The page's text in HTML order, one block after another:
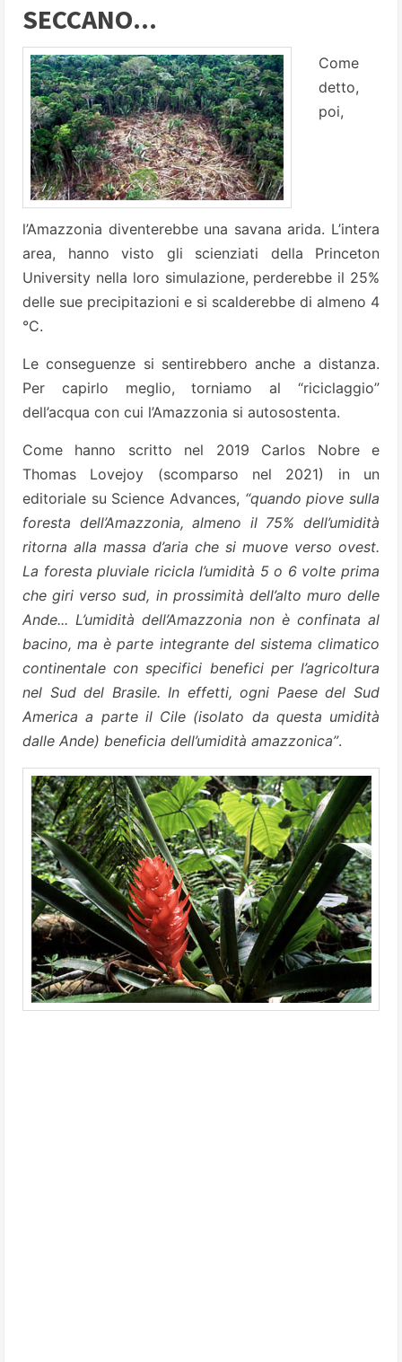
SECCANO...
Come
detto,
poi,
l’Amazzonia diventerebbe una savana arida. L’intera
area, hanno visto gli scienziati della Princeton
University nella loro simulazione, perderebbe il 25%
delle sue precipitazioni e si scalderebbe di almeno 4
°C.
Le conseguenze si sentirebbero anche a distanza.
Per capirlo meglio, torniamo al “riciclaggio”
dell’acqua con cui l’Amazzonia si autosostenta.
Come hanno scritto nel 2019 Carlos Nobre e
Thomas Lovejoy (scomparso nel 2021) in un
editoriale su Science Advances, “quando piove sulla
foresta dell’Amazzonia, almeno il 75% dell’umidità
ritorna alla massa d’aria che si muove verso ovest.
La foresta pluviale ricicla l’umidità 5 o 6 volte prima
che giri verso sud, in prossimità dell’alto muro delle
Ande... L’umidità dell’Amazzonia non è confinata al
bacino, ma è parte integrante del sistema climatico
continentale con specifici benefici per l’agricoltura
nel Sud del Brasile. In effetti, ogni Paese del Sud
America a parte il Cile (isolato da questa umidità
dalle Ande) beneficia dell’umidità amazzonica”.